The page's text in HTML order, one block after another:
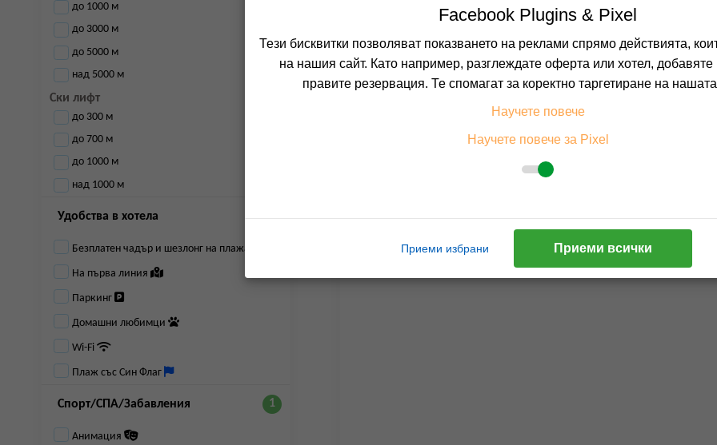
до 1000 м
до 3000 м
до 5000 м
над 5000 м
Ски лифт
до 300 м
до 700 м
до 1000 м
над 1000 м
Удобства в хотела
Безплатен чадър и шезлонг на плажа
На първа линия
Паркинг
Домашни любимци
Wi-Fi
Плаж със Син Флаг
Спорт/СПА/Забавления
Анимация
Facebook Plugins & Pixel
Тези бисквитки позволяват показването на реклами спрямо действията,
на нашия сайт. Като например, разглеждате оферта или хотел, добавяте
правите резервация. Те спомагат за коректно таргетиране на
Научете повече
Научете повече за Pixel
Приеми избрани Приеми всички